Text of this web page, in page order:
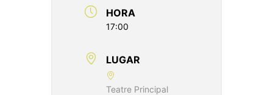
HORA
17:00
LUGAR
Teatre Principal